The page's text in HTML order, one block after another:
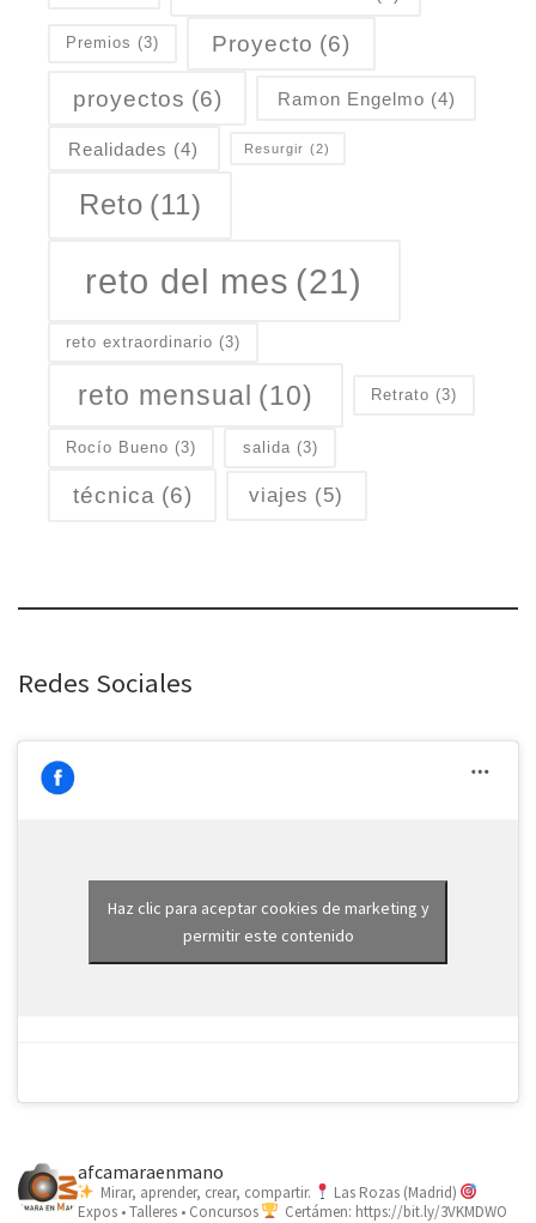
Premios (3) Proyecto (6)
proyectos (6) Ramon Engelmo (4)
Realidades (4) Resurgir (2)
Reto (11)
reto del mes (21)
reto extraordinario (3)
reto mensual (10) Retrato (3)
Rocío Bueno (3) salida (3)
técnica (6) viajes (5)
Redes Sociales
Haz clic para aceptar cookies de marketing y
permitir este contenido
afcamaraenmano
Mirar, aprender, crear, compartir.
Las Rozas (Madrid)
Expos • Talleres • Concursos
Certámen: https://bit.ly/3VKMDWO